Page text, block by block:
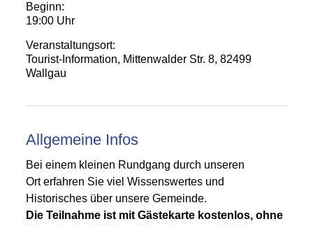
Beginn:
19:00 Uhr
Veranstaltungsort:
Tourist-Information, Mittenwalder Str. 8, 82499
Wallgau
Allgemeine Infos
Bei einem kleinen Rundgang durch unseren
Ort erfahren Sie viel Wissenswertes und
Historisches über unsere Gemeinde.
Die Teilnahme ist mit Gästekarte kostenlos, ohne